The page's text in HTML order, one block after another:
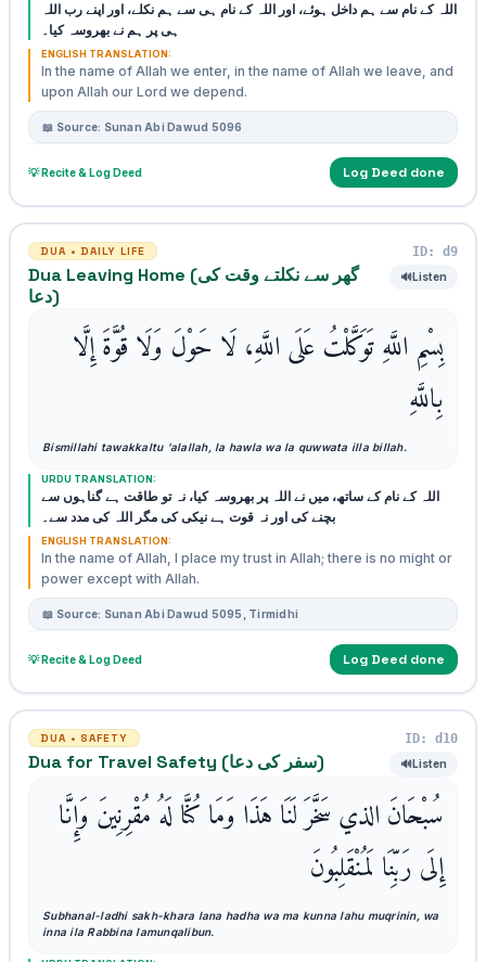
اللہ کے نام سے ہم داخل ہوئے، اور اللہ کے نام ہی سے ہم نکلے، اور اپنے رب اللہ
ہی پر ہم نے بھروسہ کیا۔
ENGLISH TRANSLATION:
In the name of Allah we enter, in the name of Allah we leave, and
upon Allah our Lord we depend.
📖 Source: Sunan Abi Dawud 5096
💡 Recite & Log Deed Log Deed done
DUA • DAILY LIFE ID: d9
Dua Leaving Home (گھر سے نکلتے وقت کی
دعا)
🔊Listen
بِسْمِ اللَّهِ تَوَكَّلْتُ عَلَى اللَّهِ، لَا حَوْلَ وَلَا قُوَّةَ إِلَّا
بِاللَّهِ
Bismillahi tawakkaltu 'alallah, la hawla wa la quwwata illa billah.
URDU TRANSLATION:
اللہ کے نام کے ساتھ، میں نے اللہ پر بھروسہ کیا، نہ تو طاقت ہے گناہوں سے
بچنے کی اور نہ قوت ہے نیکی کی مگر اللہ کی مدد سے۔
ENGLISH TRANSLATION:
In the name of Allah, I place my trust in Allah; there is no might or
power except with Allah.
📖 Source: Sunan Abi Dawud 5095, Tirmidhi
💡 Recite & Log Deed Log Deed done
DUA • SAFETY ID: d10
Dua for Travel Safety (سفر کی دعا) 🔊Listen
سُبْحَانَ الذي سَخَّرَ لَنَا هَذَا وَمَا كُنَّا لَهُ مُقْرِنِينَ وَإِنَّا
إِلَى رَبِّنَا لَمُنْقَلِبُونَ
Subhanal-ladhi sakh-khara lana hadha wa ma kunna lahu muqrinin, wa
inna ila Rabbina lamunqalibun.